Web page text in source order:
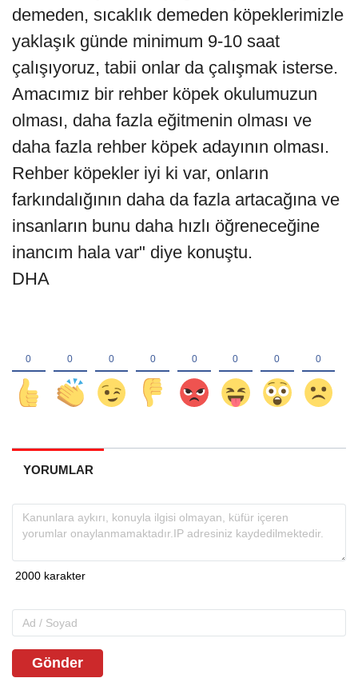
demeden, sıcaklık demeden köpeklerimizle
yaklaşık günde minimum 9-10 saat
çalışıyoruz, tabii onlar da çalışmak isterse.
Amacımız bir rehber köpek okulumuzun
olması, daha fazla eğitmenin olması ve
daha fazla rehber köpek adayının olması.
Rehber köpekler iyi ki var, onların
farkındalığının daha da fazla artacağına ve
insanların bunu daha hızlı öğreneceğine
inancım hala var" diye konuştu.
DHA
YORUMLAR
Gönder